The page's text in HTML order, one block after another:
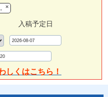
×
入稿予定日
しくはこちら！